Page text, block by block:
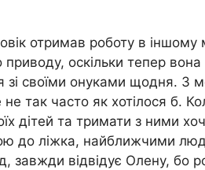
отримав роботу в
приводу, оскільки тепер
зі своїми онуками щодня. З
не так часто як хотілося б.
дітей та тримати з ними
до ліжка, найближчими
завжди відвідує Олену, бо